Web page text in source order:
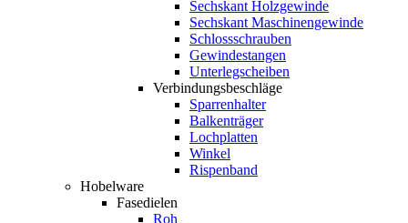
Sechskant Holzgewinde
Sechskant Maschinengewinde
Schlossschrauben
Gewindestangen
Unterlegscheiben
Verbindungsbeschläge
Sparrenhalter
Balkenträger
Lochplatten
Winkel
Rispenband
Hobelware
Fasedielen
Roh